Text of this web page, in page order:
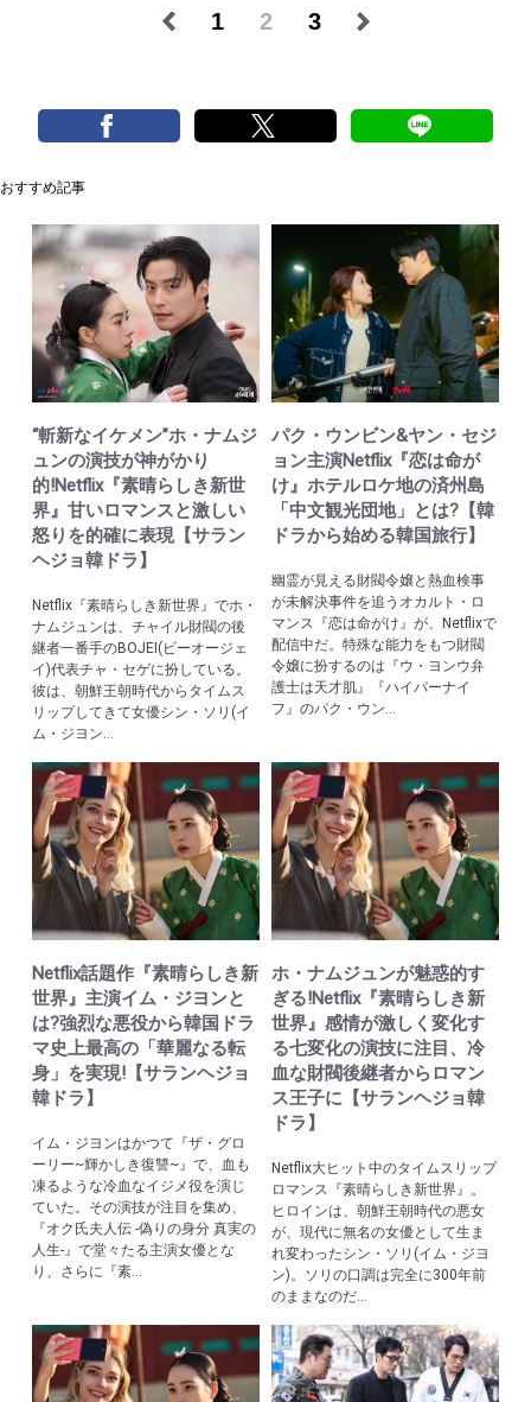
1 2 3
おすすめ記事
“斬新なイケメン”ホ・ナムジ
ュンの演技が神がかり
的!Netflix『素晴らしき新世
界』甘いロマンスと激しい
怒りを的確に表現【サラン
ヘジョ韓ドラ】
Netflix『素晴らしき新世界』でホ・
ナムジュンは、チャイル財閥の後
継者一番手のBOJEI(ビーオージェ
イ)代表チャ・セゲに扮している。
彼は、朝鮮王朝時代からタイムス
リップしてきて女優シン・ソリ(イ
ム・ジヨン...
パク・ウンビン&ヤン・セジ
ョン主演Netflix『恋は命が
け』ホテルロケ地の済州島
「中文観光団地」とは?【韓
ドラから始める韓国旅行】
幽霊が見える財閥令嬢と熱血検事
が未解決事件を追うオカルト・ロ
マンス『恋は命がけ』が、Netflixで
配信中だ。特殊な能力をもつ財閥
令嬢に扮するのは『ウ・ヨンウ弁
護士は天才肌』『ハイパーナイ
フ』のパク・ウン...
Netflix話題作『素晴らしき新
世界』主演イム・ジヨンと
は?強烈な悪役から韓国ドラ
マ史上最高の「華麗なる転
身」を実現!【サランヘジョ
韓ドラ】
イム・ジヨンはかつて『ザ・グロ
ーリー~輝かしき復讐~』で、血も
凍るような冷血なイジメ役を演じ
ていた。その演技が注目を集め、
『オク氏夫人伝 -偽りの身分 真実の
人生-』で堂々たる主演女優とな
り、さらに『素...
ホ・ナムジュンが魅惑的す
ぎる!Netflix『素晴らしき新
世界』感情が激しく変化す
る七変化の演技に注目、冷
血な財閥後継者からロマン
ス王子に【サランヘジョ韓
ドラ】
Netflix大ヒット中のタイムスリップ
ロマンス『素晴らしき新世界』。
ヒロインは、朝鮮王朝時代の悪女
が、現代に無名の女優として生ま
れ変わったシン・ソリ(イム・ジヨ
ン)。ソリの口調は完全に300年前
のままなのだ...